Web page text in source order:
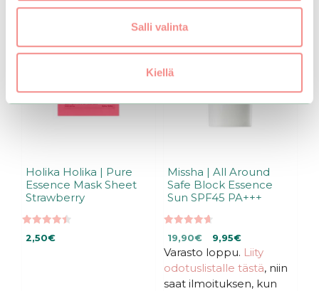
Salli valinta
Kiellä
Holika Holika | Pure
Essence Mask Sheet
Strawberry
5:stä
2,50€
Missha | All Around
Safe Block Essence
Sun SPF45 PA+++
5:stä
Alkuperäinen
hinta
oli:
19,90€.
19,90€Nykyinen
hinta
on:
19,90€.
9,95€
Varasto loppu. Liity
odotuslistalle tästä, niin
saat ilmoituksen, kun